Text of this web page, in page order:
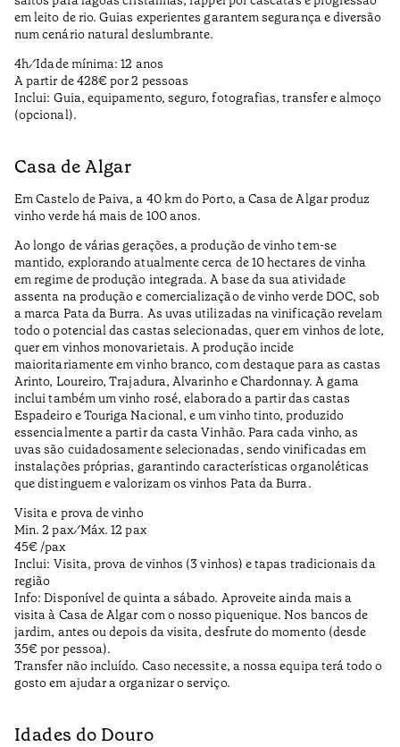
em leito de rio. Guias experientes garantem segurança e diversão
num cenário natural deslumbrante.
4h ⁄ Idade mínima: 12 anos
A partir de 428€ por 2 pessoas
Inclui: Guia, equipamento, seguro, fotografias, transfer e almoço
(opcional).
Casa de Algar
Em Castelo de Paiva, a 40 km do Porto, a Casa de Algar produz
vinho verde há mais de 100 anos.
Ao longo de várias gerações, a produção de vinho tem-se
mantido, explorando atualmente cerca de 10 hectares de vinha
em regime de produção integrada. A base da sua atividade
assenta na produção e comercialização de vinho verde DOC, sob
a marca Pata da Burra. As uvas utilizadas na vinificação revelam
todo o potencial das castas selecionadas, quer em vinhos de lote,
quer em vinhos monovarietais. A produção incide
maioritariamente em vinho branco, com destaque para as castas
Arinto, Loureiro, Trajadura, Alvarinho e Chardonnay. A gama
inclui também um vinho rosé, elaborado a partir das castas
Espadeiro e Touriga Nacional, e um vinho tinto, produzido
essencialmente a partir da casta Vinhão. Para cada vinho, as
uvas são cuidadosamente selecionadas, sendo vinificadas em
instalações próprias, garantindo características organoléticas
que distinguem e valorizam os vinhos Pata da Burra.
Visita e prova de vinho
Min. 2 pax ⁄ Máx. 12 pax
45€ /pax
Inclui: Visita, prova de vinhos (3 vinhos) e tapas tradicionais da
região
Info: Disponível de quinta a sábado. Aproveite ainda mais a
visita à Casa de Algar com o nosso piquenique. Nos bancos de
jardim, antes ou depois da visita, desfrute do momento (desde
35€ por pessoa).
Transfer não incluído. Caso necessite, a nossa equipa terá todo o
gosto em ajudar a organizar o serviço.
Idades do Douro